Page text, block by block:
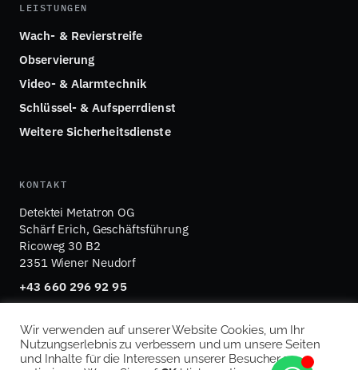
LEISTUNGEN
Wach- & Revierstreife
Observierung
Video- & Alarmtechnik
Schlüssel- & Aufsperrdienst
Weitere Sicherheitsdienste
KONTAKT
Detektei Metatron OG
Schärf Erich, Geschäftsführung
Ricoweg 30 B2
2351 Wiener Neudorf
+43 660 296 92 95
Wir verwenden auf unserer Website Cookies, um Ihr
Nutzungserlebnis zu verbessern und um unsere Seiten
und Inhalte für die Interessen unserer Besucher zu